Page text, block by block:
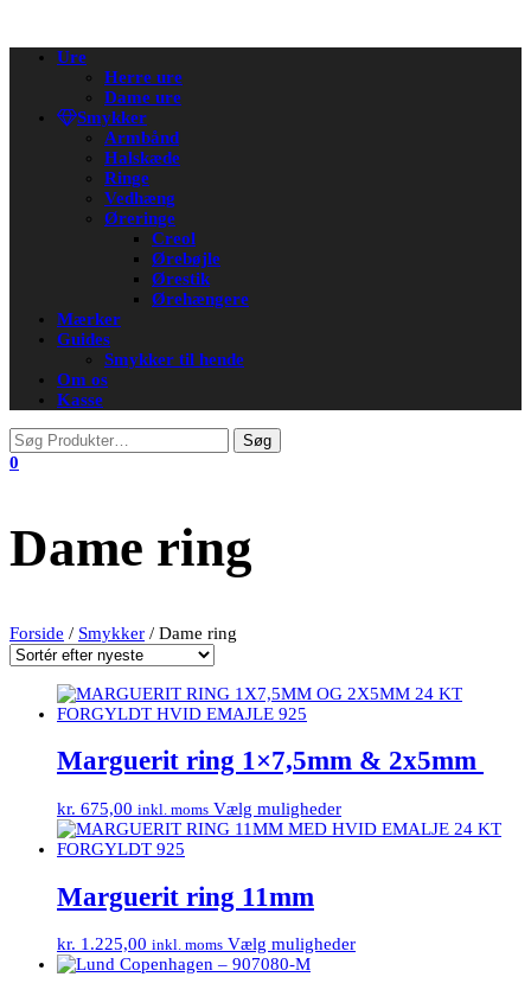
navigation
Ure
Herre ure
Dame ure
Smykker
Armbånd
Halskæde
Ringe
Vedhæng
Øreringe
Creol
Ørebøjle
Ørestik
Ørehængere
Mærker
Guides
Smykker til hende
Om os
Kasse
0
Dame ring
Forside / Smykker / Dame ring
Marguerit ring 1×7,5mm & 2x5mm
kr. 675,00 inkl. moms Vælg muligheder
Marguerit ring 11mm
kr. 1.225,00 inkl. moms Vælg muligheder